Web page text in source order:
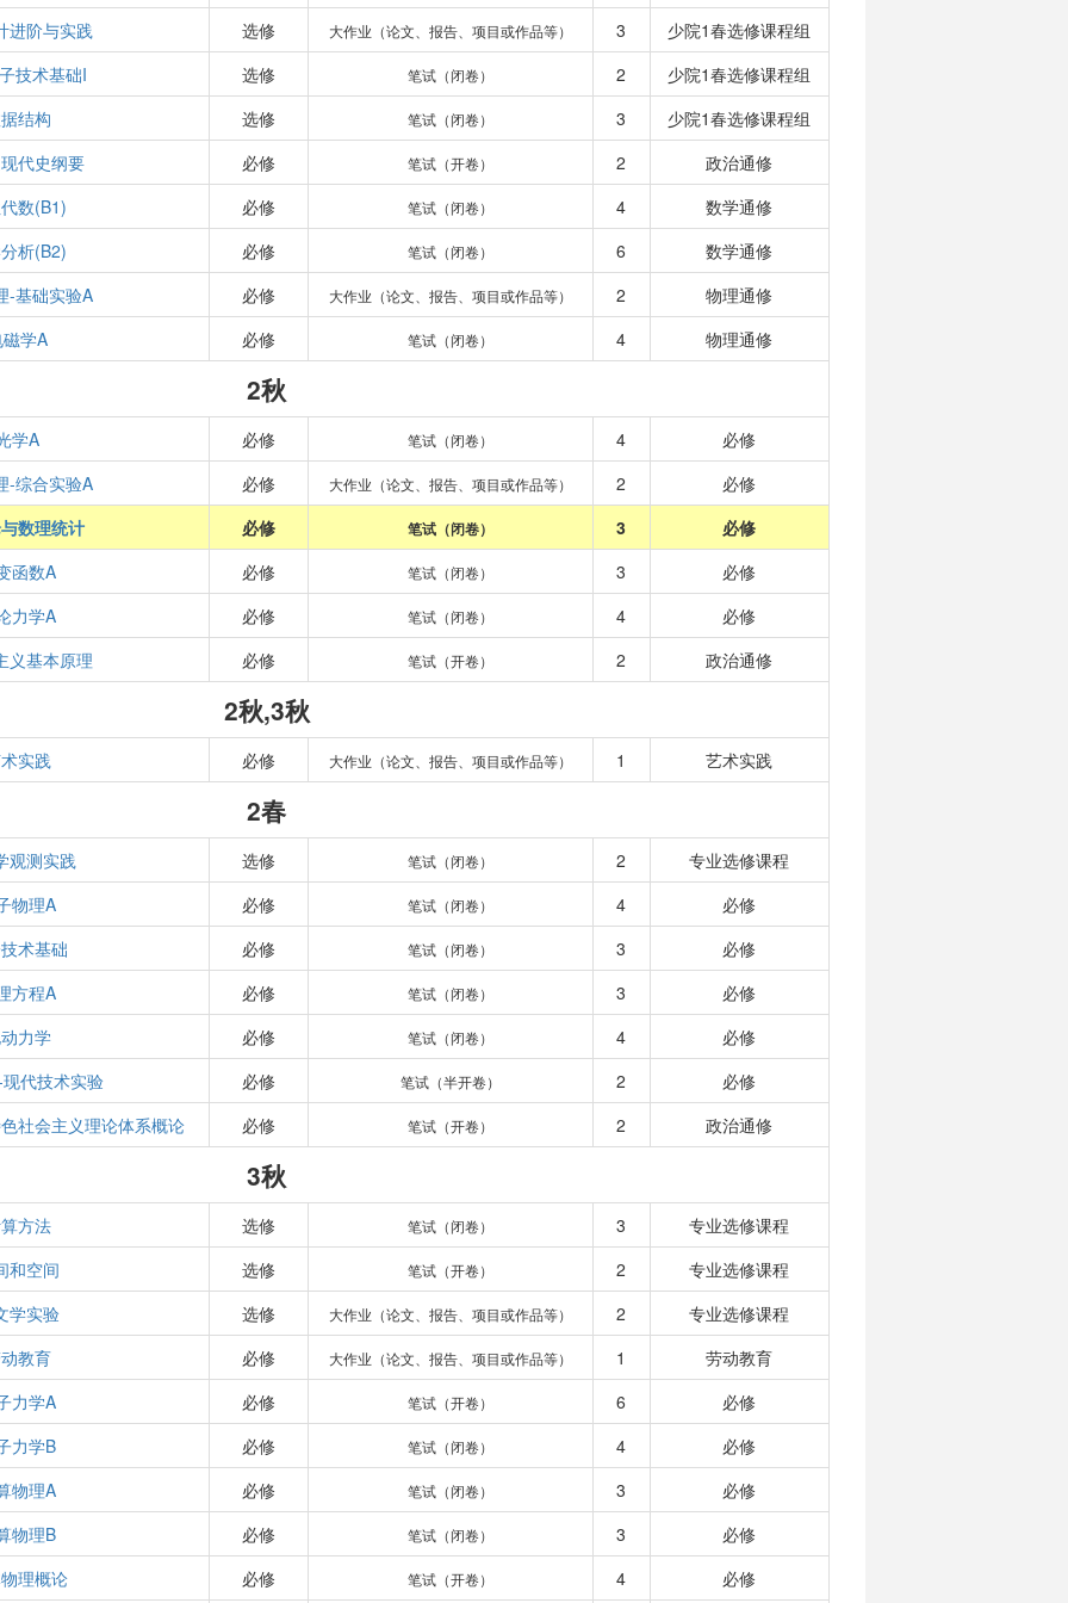
进阶与实践 选修 大作业（论文、报告、项目或作品等） 3
少院1春选修课程组
技术基础I
选修 笔试（闭卷） 2
少院1春选修课程组
结构
选修 笔试（闭卷） 3
少院1春选修课程组
代史纲要
必修 笔试（开卷） 2
政治通修
数(B1)
必修 笔试（闭卷） 4
数学通修
析(B2)
必修 笔试（闭卷） 6
数学通修
-基础实验A
必修 大作业（论文、报告、项目或作品等） 2
物理通修
学A
必修 笔试（闭卷） 4 物理通修
2秋
学A 必修 笔试（闭卷） 4
必修
-综合实验A
必修 大作业（论文、报告、项目或作品等） 2
必修
数理统计
必修 笔试（闭卷） 3
必修
函数A
必修 笔试（闭卷） 3
必修
力学A
必修 笔试（闭卷） 4
必修
义基本原理
必修 笔试（开卷） 2 政治通修
2秋,3秋
实践 必修 大作业（论文、报告、项目或作品等） 1 艺术实践
2春
观测实践 选修 笔试（闭卷） 2
专业选修课程
物理A
必修 笔试（闭卷） 4
必修
术基础
必修 笔试（闭卷） 3
必修
方程A
必修 笔试（闭卷） 3
必修
力学
必修 笔试（闭卷） 4
必修
代技术实验
必修 笔试（半开卷） 2
必修
社会主义理论体系概论
必修 笔试（开卷） 2 政治通修
3秋
方法 选修 笔试（闭卷） 3
专业选修课程
和空间
选修 笔试（开卷） 2
专业选修课程
学实验
选修 大作业（论文、报告、项目或作品等） 2
专业选修课程
教育
必修 大作业（论文、报告、项目或作品等） 1
劳动教育
力学A
必修 笔试（开卷） 6
必修
力学B
必修 笔试（闭卷） 4
必修
物理A
必修 笔试（闭卷） 3
必修
物理B
必修 笔试（闭卷） 3
必修
理概论
必修 笔试（开卷） 4 必修